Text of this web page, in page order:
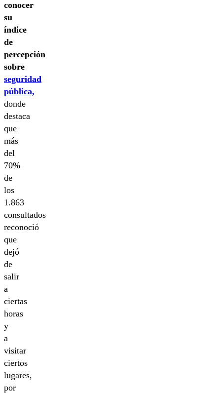
conocer
su
índice
de
percepción
sobre
seguridad
pública,
donde
destaca
que
más
del
70%
de
los
1.863
consultados
reconoció
que
dejó
de
salir
a
ciertas
horas
y
a
visitar
ciertos
lugares,
por